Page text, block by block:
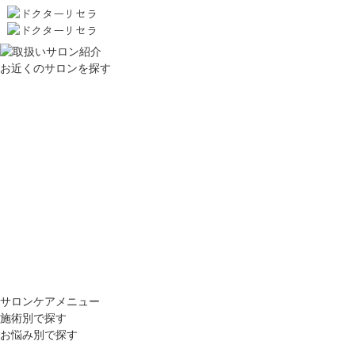
お近くのサロンを探す
サロンケアメニュー
施術別で探す
お悩み別で探す